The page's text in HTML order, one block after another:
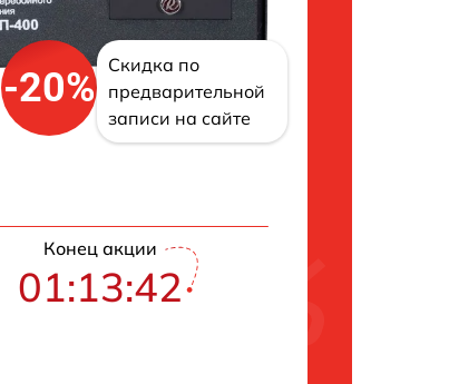
-20%
Скидка по
предварительной
записи на сайте
Конец акции
01:13:42